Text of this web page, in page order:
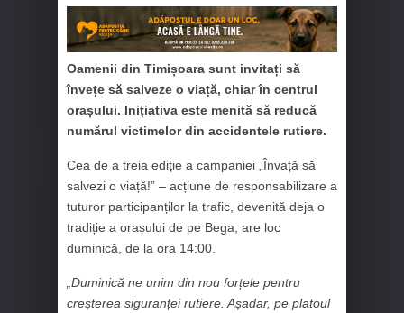
Oamenii din Timișoara sunt invitați să
învețe să salveze o viață, chiar în centrul
orașului. Inițiativa este menită să reducă
numărul victimelor din accidentele rutiere.
Cea de a treia ediție a campaniei „Învață să
salvezi o viață!” – acțiune de responsabilizare a
tuturor participanților la trafic, devenită deja o
tradiție a orașului de pe Bega, are loc
duminică, de la ora 14:00.
„Duminică ne unim din nou forțele pentru
creșterea siguranței rutiere. Așadar, pe platoul